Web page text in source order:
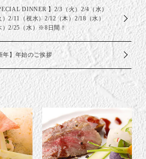
DINNER 】2/3（火）2/4（水）
）2/11（祝水）2/12（木）2/18（水）
）2/25（水）※8日間！
年】年始のご挨拶